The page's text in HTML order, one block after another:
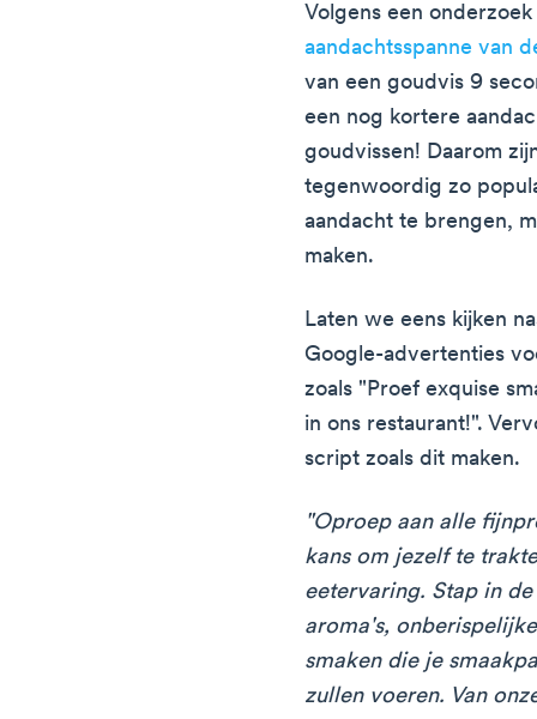
Volgens een
aandachtsspanne van
van een goudvis 9
een nog kortere
goudvissen! Daarom
tegenwoordig zo
aandacht te brengen,
maken.
Laten we eens kijken
Google-advertenties
zoals "Proef exquise
in ons restaurant!".
script zoals dit maken.
"Oproep aan alle
kans om jezelf te
eetervaring. Stap in
aroma's,
smaken die je
zullen voeren. Van